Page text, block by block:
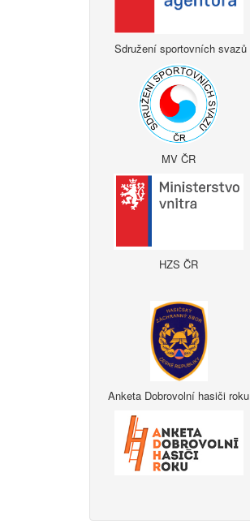
Sdružení sportovních svazů
MV ČR
HZS ČR
Anketa Dobrovolní hasiči roku